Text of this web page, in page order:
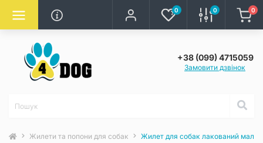
0 0 0
+38 (099) 4715059
Замовити дзвінок
Жилети та попони для собак Жилет для собак лакований